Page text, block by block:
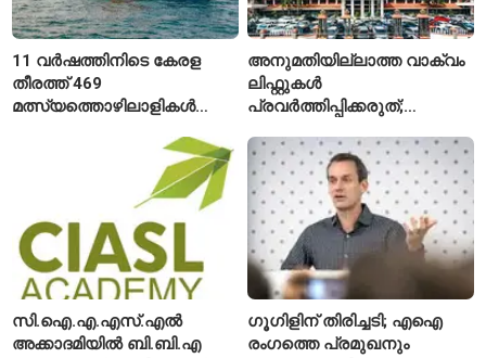
11 വർഷത്തിനിടെ കേരള
തീരത്ത് 469
മത്സ്യത്തൊഴിലാളികൾ
കാണാതായി, 47,773 പേരെ
അനുമതിയില്ലാത്ത വാക്വം
ലിഫ്റ്റുകൾ
പ്രവർത്തിപ്പിക്കരുത്;
അനുമതിയില്ലാത്ത
ലിഫ്റ്റുകൾക്ക്
ഹൈക്കോടതിയുടെ വിലക്ക്
സി.ഐ.എ.എസ്.എൽ
അക്കാദമിയിൽ ബി.ബി.എ
ഗൂഗിളിന് തിരിച്ചടി; എഐ
രംഗത്തെ പ്രമുഖനും